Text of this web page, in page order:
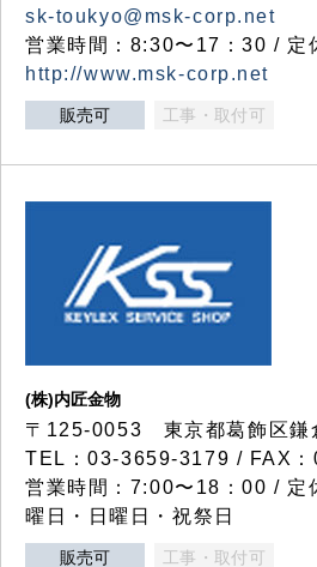
sk-toukyo@msk-corp.net
営業時間：8:30〜17：30 / 定
http://www.msk-corp.net
販売可 工事・取付可
(株)内匠金物
〒125-0053 東京都葛飾区鎌
TEL：03-3659-3179 / FAX
営業時間：7:00〜18：00 / 定
曜日・日曜日・祝祭日
販売可 工事・取付可